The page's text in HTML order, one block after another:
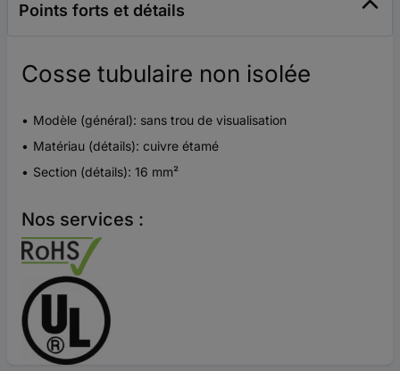
Points forts et détails
Cosse tubulaire non isolée
Modèle (général): sans trou de visualisation
Matériau (détails): cuivre étamé
Section (détails): 16 mm²
Nos services :